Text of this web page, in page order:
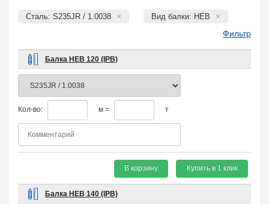
Сталь: S235JR / 1.0038 Вид балки: HEB
Фильтр
Балка HEB 120 (IPB)
Кол-во: м = т
В корзину Купить в 1 клик
Балка HEB 140 (IPB)